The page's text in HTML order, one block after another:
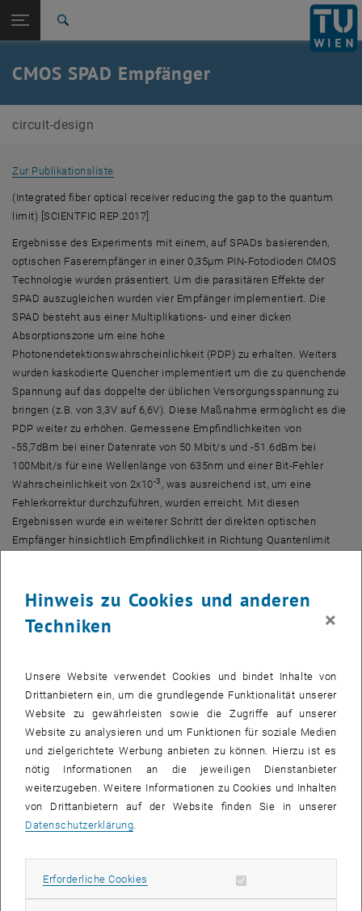
TU Login
Quicklinks
Quicklinks-Menü umschalten
Studium
Karriere
Zur 1. Menü Ebene
E354-02-Forschungsbereich Integrierte Schaltkreise
Zurück zur letzten Ebene:
CMOS SPAD Empfänger
circuit-design
Zur Publikationsliste
(Integrated fiber optical receiver reducing the gap to the quantum
limit) [SCIENTFIC REP.2017]
Ergebnisse des Experiments mit einem, auf SPADs basierenden,
optischen Faserempfänger in einer 0,35μm PIN-Fotodioden CMOS
Technologie wurden präsentiert. Um die parasitären Effekte der
SPAD auszugleichen wurden vier Empfänger implementiert. Die
SPAD besteht aus einer Multiplikations- und einer dicken
Absorptionszone um eine hohe
Photonendetektionswahrscheinlichkeit (PDP) zu erhalten. Weiters
wurden kaskodierte Quencher implementiert um die zu quenchende
Spannung auf das doppelte der üblichen Versorgungsspannung zu
bringen (z.B. von 3,3V auf 6,6V). Diese Maßnahme ermöglicht es die
PDP weiter zu erhöhen. Gemessene Empfindlichkeiten von
-55,7dBm bei einer Datenrate von 50 Mbit/s und -51.6dBm bei
100Mbit/s für eine Wellenlänge von 635nm und einer Bit-Fehler
Wahrscheinlichkeit von 2x10-3 , was ausreichend ist, um eine
Fehlerkorrektur durchzuführen, wurden erreicht. Mit diesen
Ergebnissen wurde ein weiterer Schritt der direkten optischen
Empfänger hinsichtlich Empfindlichkeit in Richtung Quantenlimit
Hinweis zu Cookies und anderen
Techniken
×
Unsere Website verwendet Cookies und bindet Inhalte von
Drittanbietern ein, um die grundlegende Funktionalität unserer
Website zu gewährleisten sowie die Zugriffe auf unserer
Website zu analysieren und um Funktionen für soziale Medien
und zielgerichtete Werbung anbieten zu können. Hierzu ist es
nötig Informationen an die jeweiligen Dienstanbieter
weiterzugeben. Weitere Informationen zu Cookies und Inhalten
von Drittanbietern auf der Website finden Sie in unserer
Datenschutzerklärung.
Erforderliche Cookies Erforderliche Cookies zulassen